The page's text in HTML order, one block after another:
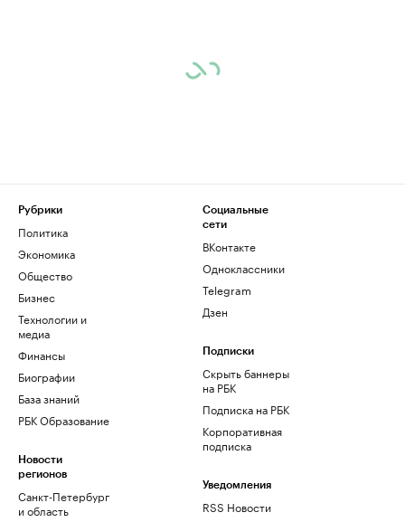
Рубрики
Политика
Экономика
Общество
Бизнес
Технологии и
медиа
Финансы
Биографии
База знаний
РБК Образование
Новости
регионов
Санкт-Петербург
и область
Социальные
сети
ВКонтакте
Одноклассники
Telegram
Дзен
Подписки
Скрыть баннеры
на РБК
Подписка на РБК
Корпоративная
подписка
Уведомления
RSS Новости